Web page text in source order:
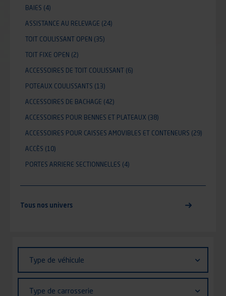
véhicule
Type de véhicule
Type de carrosserie
BAIES (4)
ASSISTANCE AU RELEVAGE (24)
TOIT COULISSANT OPEN (35)
TOIT FIXE OPEN (2)
ACCESSOIRES DE TOIT COULISSANT (6)
POTEAUX COULISSANTS (13)
ACCESSOIRES DE BACHAGE (42)
ACCESSOIRES POUR BENNES ET PLATEAUX (38)
ACCESSOIRES POUR CAISSES AMOVIBLES ET CONTENEURS (29)
ACCÈS (10)
PORTES ARRIERE SECTIONNELLES (4)
Tous nos univers